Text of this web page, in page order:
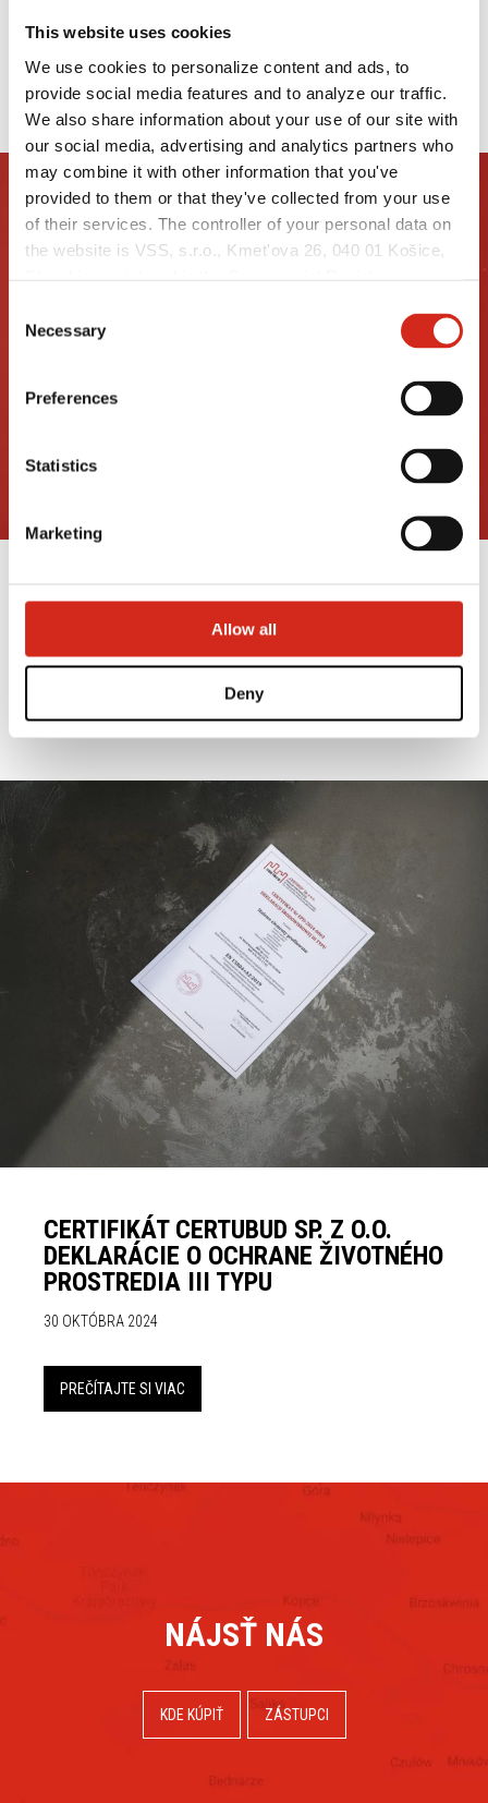
This website uses cookies
We use cookies to personalize content and ads, to
provide social media features and to analyze our traffic.
We also share information about your use of our site with
our social media, advertising and analytics partners who
may combine it with other information that you've
provided to them or that they've collected from your use
of their services. The controller of your personal data on
the website is VSS, s.r.o., Kmet'ova 26, 040 01 Košice,
Sro, file no.: 51998/V, VAT no.: 2121549375, NIP:
(REGON): (Košice), identification number: 53 915 241,
Selection
Necessary
Preferences
Statistics
Marketing
Allow all
Deny
PREČÍTAJTE SI VIAC
VEĽKÁ NOC 2025
CERTIFIKÁT CERTUBUD SP. Z O.O.
DEKLARÁCIE O OCHRANE ŽIVOTNÉHO
PROSTREDIA III TYPU
30 OKTÓBRA 2024
PREČÍTAJTE SI VIAC
NÁJSŤ NÁS
KDE KÚPIŤ ZÁSTUPCI